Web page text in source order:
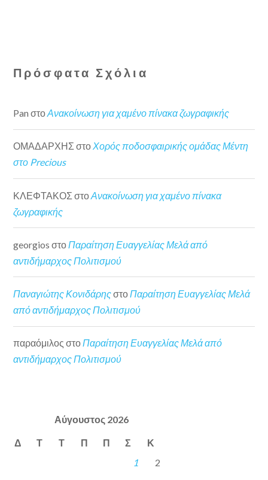
Πρόσφατα Σχόλια
Pan στοΑνακοίνωση για χαμένο πίνακα ζωγραφικής
ΟΜΑΔΑΡΧΗΣ στοΧορός ποδοσφαιρικής ομάδας Μέντη
στο Precious
ΚΛΕΦΤΑΚΟΣ στοΑνακοίνωση για χαμένο πίνακα
ζωγραφικής
georgios στο Παραίτηση Ευαγγελίας Μελά από
αντιδήμαρχος Πολιτισμού
Παναγιώτης ΚονιδάρηςστοΠαραίτηση Ευαγγελίας Μελά
από αντιδήμαρχος Πολιτισμού
παραόμιλος στοΠαραίτηση Ευαγγελίας Μελά από
αντιδήμαρχος Πολιτισμού
Αύγουστος 2026
Δ Τ Τ Π Π Σ Κ
1
2